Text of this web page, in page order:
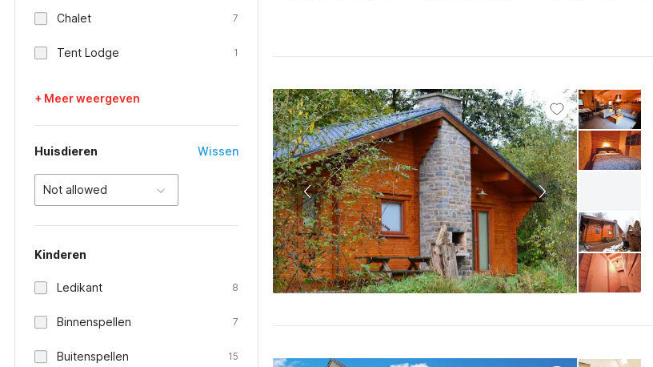
Chalet 7
Tent Lodge 1
+ Meer weergeven
Huisdieren Wissen
Not allowed
Kinderen
Ledikant 8
Binnenspellen 7
Buitenspellen 15